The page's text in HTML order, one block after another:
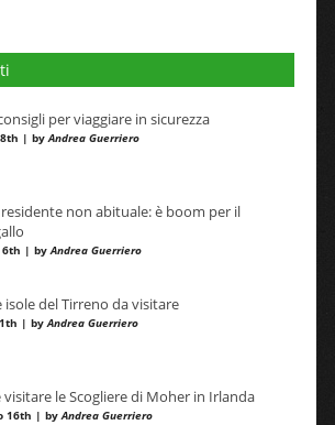
per viaggiare in sicurezza
| byAndrea Guerriero
non abituale: è boom per il
6th | byAndrea Guerriero
isole del Tirreno da visitare
| byAndrea Guerriero
visitare le Scogliere di Moher in Irlanda
16th | byAndrea Guerriero